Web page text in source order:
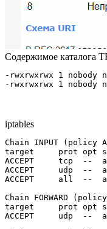
Содержимое каталога
-rwxrwxrwx 1
-rwxrwxrwx 1
iptables
Chain INPUT (policy
target     prot
ACCEPT     tcp  --
ACCEPT     udp
ACCEPT     all
Chain FORWARD (policy
target     prot
ACCEPT     udp